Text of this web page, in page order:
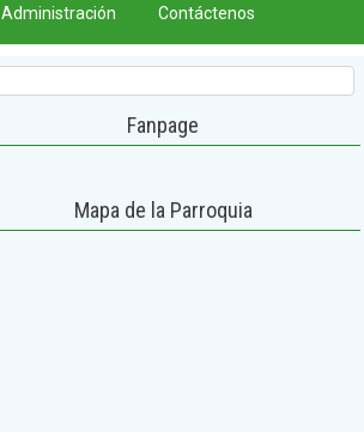
Administración Contáctenos
Fanpage
Mapa de la Parroquia